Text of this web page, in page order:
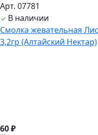
Арт. 07781
В наличии
Смолка жевательная
3,2гр (Алтайский Нектар)
60 ₽